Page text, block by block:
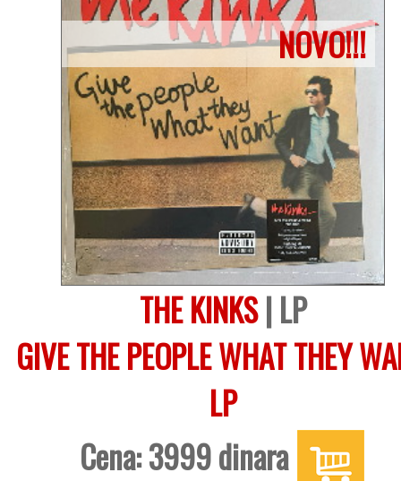
NOVO!!!
THE KINKS| LP
GIVE THE PEOPLE WHAT THEY
LP
Cena: 3999 dinara